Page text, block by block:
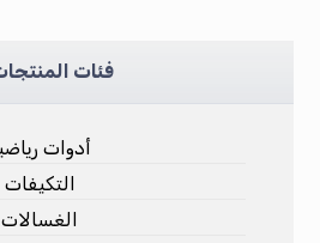
فئات
أدوات
التكيفات
الغسالات